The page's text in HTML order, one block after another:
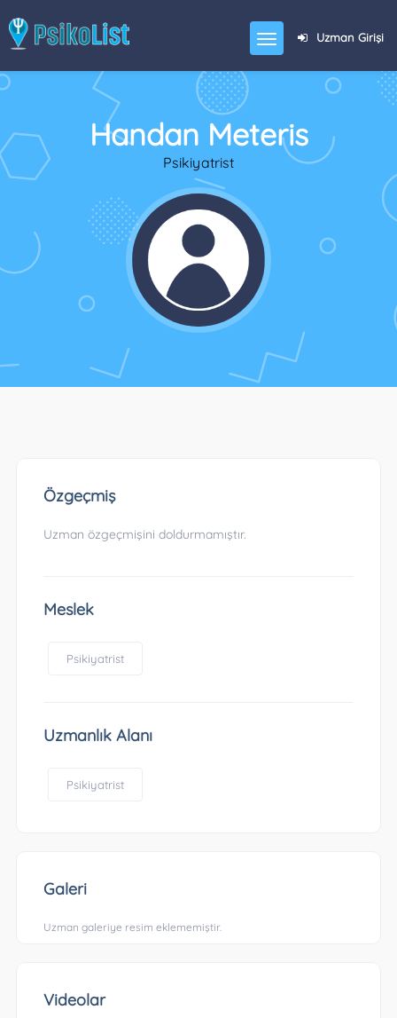
Uzman Girişi
Handan Meteris
Psikiyatrist
Özgeçmiş
Uzman özgeçmişini doldurmamıştır.
Meslek
Psikiyatrist
Uzmanlık Alanı
Psikiyatrist
Galeri
Uzman galeriye resim eklememiştir.
Videolar